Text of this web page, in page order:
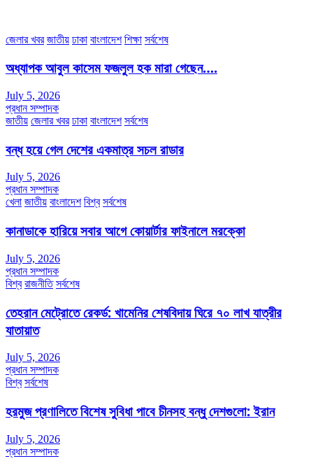
জেলার খবর জাতীয় ঢাকা বাংলাদেশ শিক্ষা সর্বশেষ
অধ্যাপক আবুল কাসেম ফজলুল হক মারা গেছেন….
July 5, 2026
প্রধান সম্পাদক
জাতীয় জেলার খবর ঢাকা বাংলাদেশ সর্বশেষ
বন্ধ হয়ে গেল দেশের একমাত্র সচল রাডার
July 5, 2026
প্রধান সম্পাদক
খেলা জাতীয় বাংলাদেশ বিশ্ব সর্বশেষ
কানাডাকে হারিয়ে সবার আগে কোয়ার্টার ফাইনালে মরক্কো
July 5, 2026
প্রধান সম্পাদক
বিশ্ব রাজনীতি সর্বশেষ
তেহরান মেট্রোতে রেকর্ড: খামেনির শেষবিদায় ঘিরে ৭০ লাখ যাত্রীর
যাতায়াত
July 5, 2026
প্রধান সম্পাদক
বিশ্ব সর্বশেষ
হরমুজ প্রণালিতে বিশেষ সুবিধা পাবে চীনসহ বন্ধু দেশগুলো: ইরান
July 5, 2026
প্রধান সম্পাদক